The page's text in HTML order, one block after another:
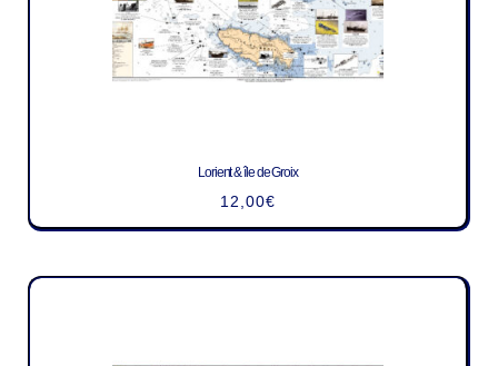
Lorient & île de Groix
12,00€